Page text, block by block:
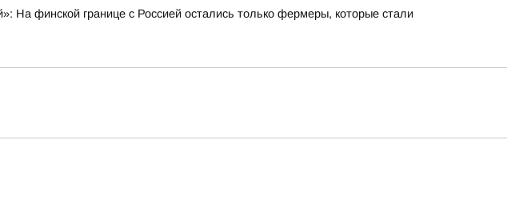
финской границе с Россией остались только фермеры, которые стали